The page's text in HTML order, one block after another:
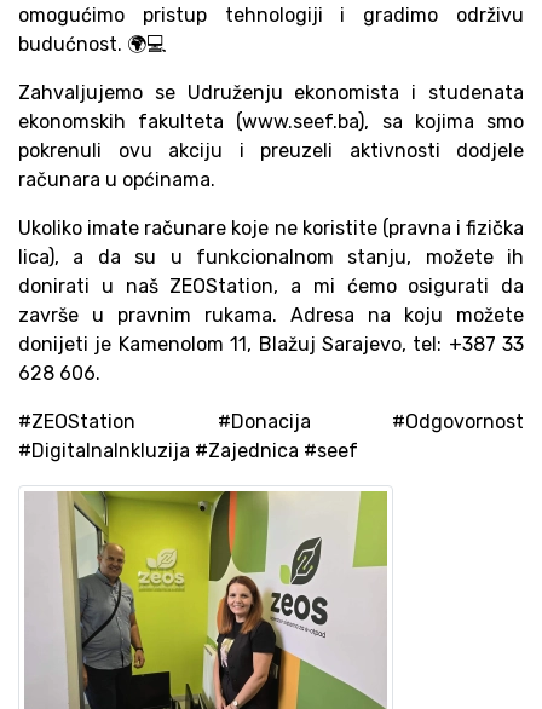
omogućimo pristup tehnologiji i gradimo održivu
budućnost. 🌍💻
Zahvaljujemo se Udruženju ekonomista i studenata
ekonomskih fakulteta (www.seef.ba), sa kojima smo
pokrenuli ovu akciju i preuzeli aktivnosti dodjele
računara u općinama.
Ukoliko imate računare koje ne koristite (pravna i fizička
lica), a da su u funkcionalnom stanju, možete ih
donirati u naš ZEOStation, a mi ćemo osigurati da
završe u pravnim rukama. Adresa na koju možete
donijeti je Kamenolom 11, Blažuj Sarajevo, tel: +387 33
628 606.
#ZEOStation #Donacija #Odgovornost
#DigitalnaInkluzija #Zajednica #seef